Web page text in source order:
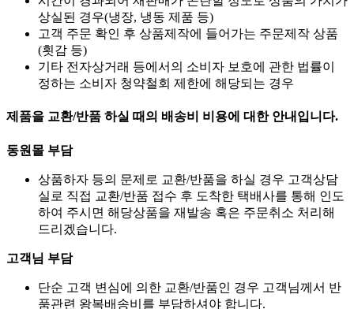
상실된 경우(냉장, 냉동 제품 등)
고객 주문 확인 후 상품제작에 들어가는 주문제작 상품
(횟감 등)
기타 전자상거래 등에서의 소비자 보호에 관한 법률이
정하는 소비자 청약철회 제한에 해당되는 경우
제품을 교환/반품 하실 때의 배송비 비용에 대한 안내입니다.
동원몰 부담
상품하자 등의 문제로 교환/반품을 하실 경우 고객상담
실로 직접 교환/반품 접수 후 도착한 택배사를 통해 인도
하여 주시면 해당상품을 재발송 혹은 주문취소 처리해
드리겠습니다.
고객님 부담
단순 고객 변심에 의한 교환/반품인 경우 고객님께서 반
품관련 왕복배송비를 부담하셔야 합니다.